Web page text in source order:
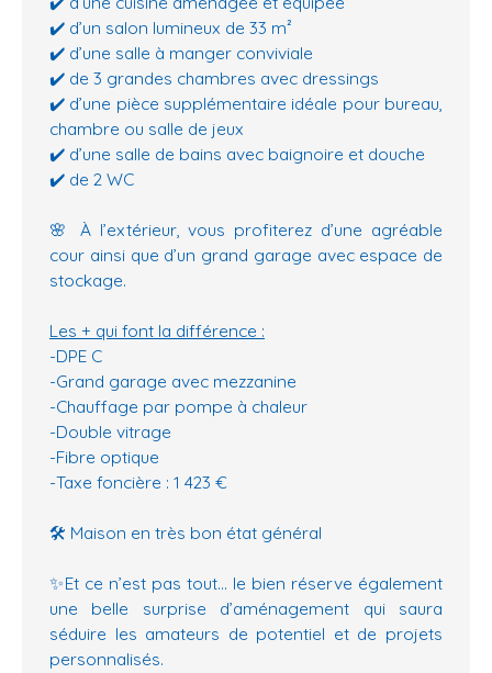
✔️ d’un salon lumineux de 33 m²
✔️ d’une salle à manger conviviale
✔️ de 3 grandes chambres avec dressings
✔️ d’une pièce supplémentaire idéale pour bureau,
chambre ou salle de jeux
✔️ d’une salle de bains avec baignoire et douche
✔️ de 2 WC
🌸 À l’extérieur, vous profiterez d’une agréable
cour ainsi que d’un grand garage avec espace de
stockage.
Les + qui font la différence :
-DPE C
-Grand garage avec mezzanine
-Chauffage par pompe à chaleur
-Double vitrage
-Fibre optique
-Taxe foncière : 1 423 €
🛠️ Maison en très bon état général
✨Et ce n’est pas tout… le bien réserve également
une belle surprise d’aménagement qui saura
séduire les amateurs de potentiel et de projets
personnalisés.